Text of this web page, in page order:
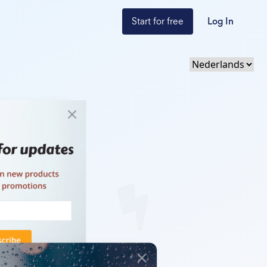
Start for free Log In